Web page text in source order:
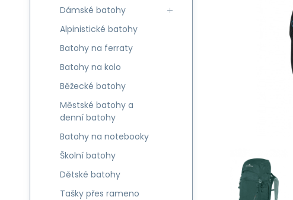
Dámské batohy
Alpinistické batohy
Batohy na ferraty
Batohy na kolo
Běžecké batohy
Městské batohy a
denní batohy
Batohy na notebooky
Školní batohy
Dětské batohy
Tašky přes rameno